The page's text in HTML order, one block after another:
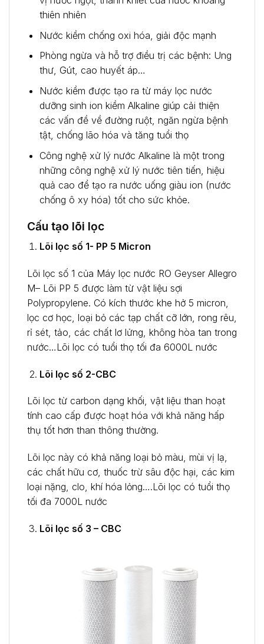
thiên nhiên
Nước kiềm chống oxi hóa, giải độc mạnh
Phòng ngừa và hỗ trợ điều trị các bệnh: Ung
thư, Gút, cao huyết áp…
Nước kiềm được tạo ra từ máy lọc nước
dưỡng sinh ion kiềm Alkaline giúp cải thiện
các vấn đề về đường ruột, ngăn ngừa bệnh
tật, chống lão hóa và tăng tuổi thọ
Công nghệ xử lý nước Alkaline là một trong
những công nghệ xử lý nước tiên tiến, hiệu
quả cao để tạo ra nước uống giàu ion (nước
chống ô xy hóa) tốt cho sức khỏe.
Cấu tạo lõi lọc
Lõi lọc số 1- PP 5 Micron
Lõi lọc số 1 của Máy lọc nước RO Geyser Allegro
M– Lõi PP 5 được làm từ vật liệu sợi
Polypropylene. Có kích thước khe hở 5 micron,
lọc cơ học, loại bỏ các tạp chất cỡ lớn, rong rêu,
rỉ sét, tảo, các chất lơ lửng, không hòa tan trong
nước…Lõi lọc có tuổi thọ tối đa 6000L nước
Lõi lọc số 2-CBC
Lõi lọc từ carbon dạng khối, vật liệu than hoạt
tính cao cấp được hoạt hóa với khả năng hấp
thụ tốt hơn than thông thường.
Lõi lọc này có khả năng loại bỏ màu, mùi vị lạ,
các chất hữu cơ, thuốc trừ sâu độc hại, các kim
loại nặng, clo, khí hóa lỏng….Lõi lọc có tuổi thọ
tối đa 7000L nước
Lõi lọc số 3 – CBC